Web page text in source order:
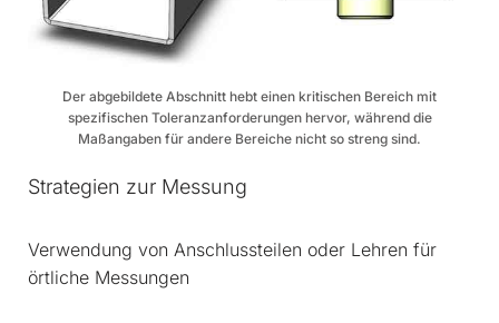
Der abgebildete Abschnitt hebt einen kritischen Bereich mit
spezifischen Toleranzanforderungen hervor, während die
Maßangaben für andere Bereiche nicht so streng sind.
Strategien zur Messung
Verwendung von Anschlussteilen oder Lehren für
örtliche Messungen